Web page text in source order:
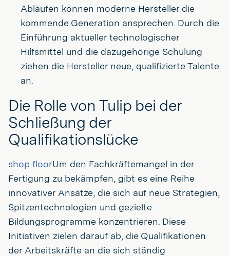
Abläufen können moderne Hersteller die
kommende Generation ansprechen. Durch die
Einführung aktueller technologischer
Hilfsmittel und die dazugehörige Schulung
ziehen die Hersteller neue, qualifizierte Talente
an.
Die Rolle von Tulip bei der
Schließung der
Qualifikationslücke
shop floorUm den Fachkräftemangel in der
Fertigung zu bekämpfen, gibt es eine Reihe
innovativer Ansätze, die sich auf neue Strategien,
Spitzentechnologien und gezielte
Bildungsprogramme konzentrieren. Diese
Initiativen zielen darauf ab, die Qualifikationen
der Arbeitskräfte an die sich ständig